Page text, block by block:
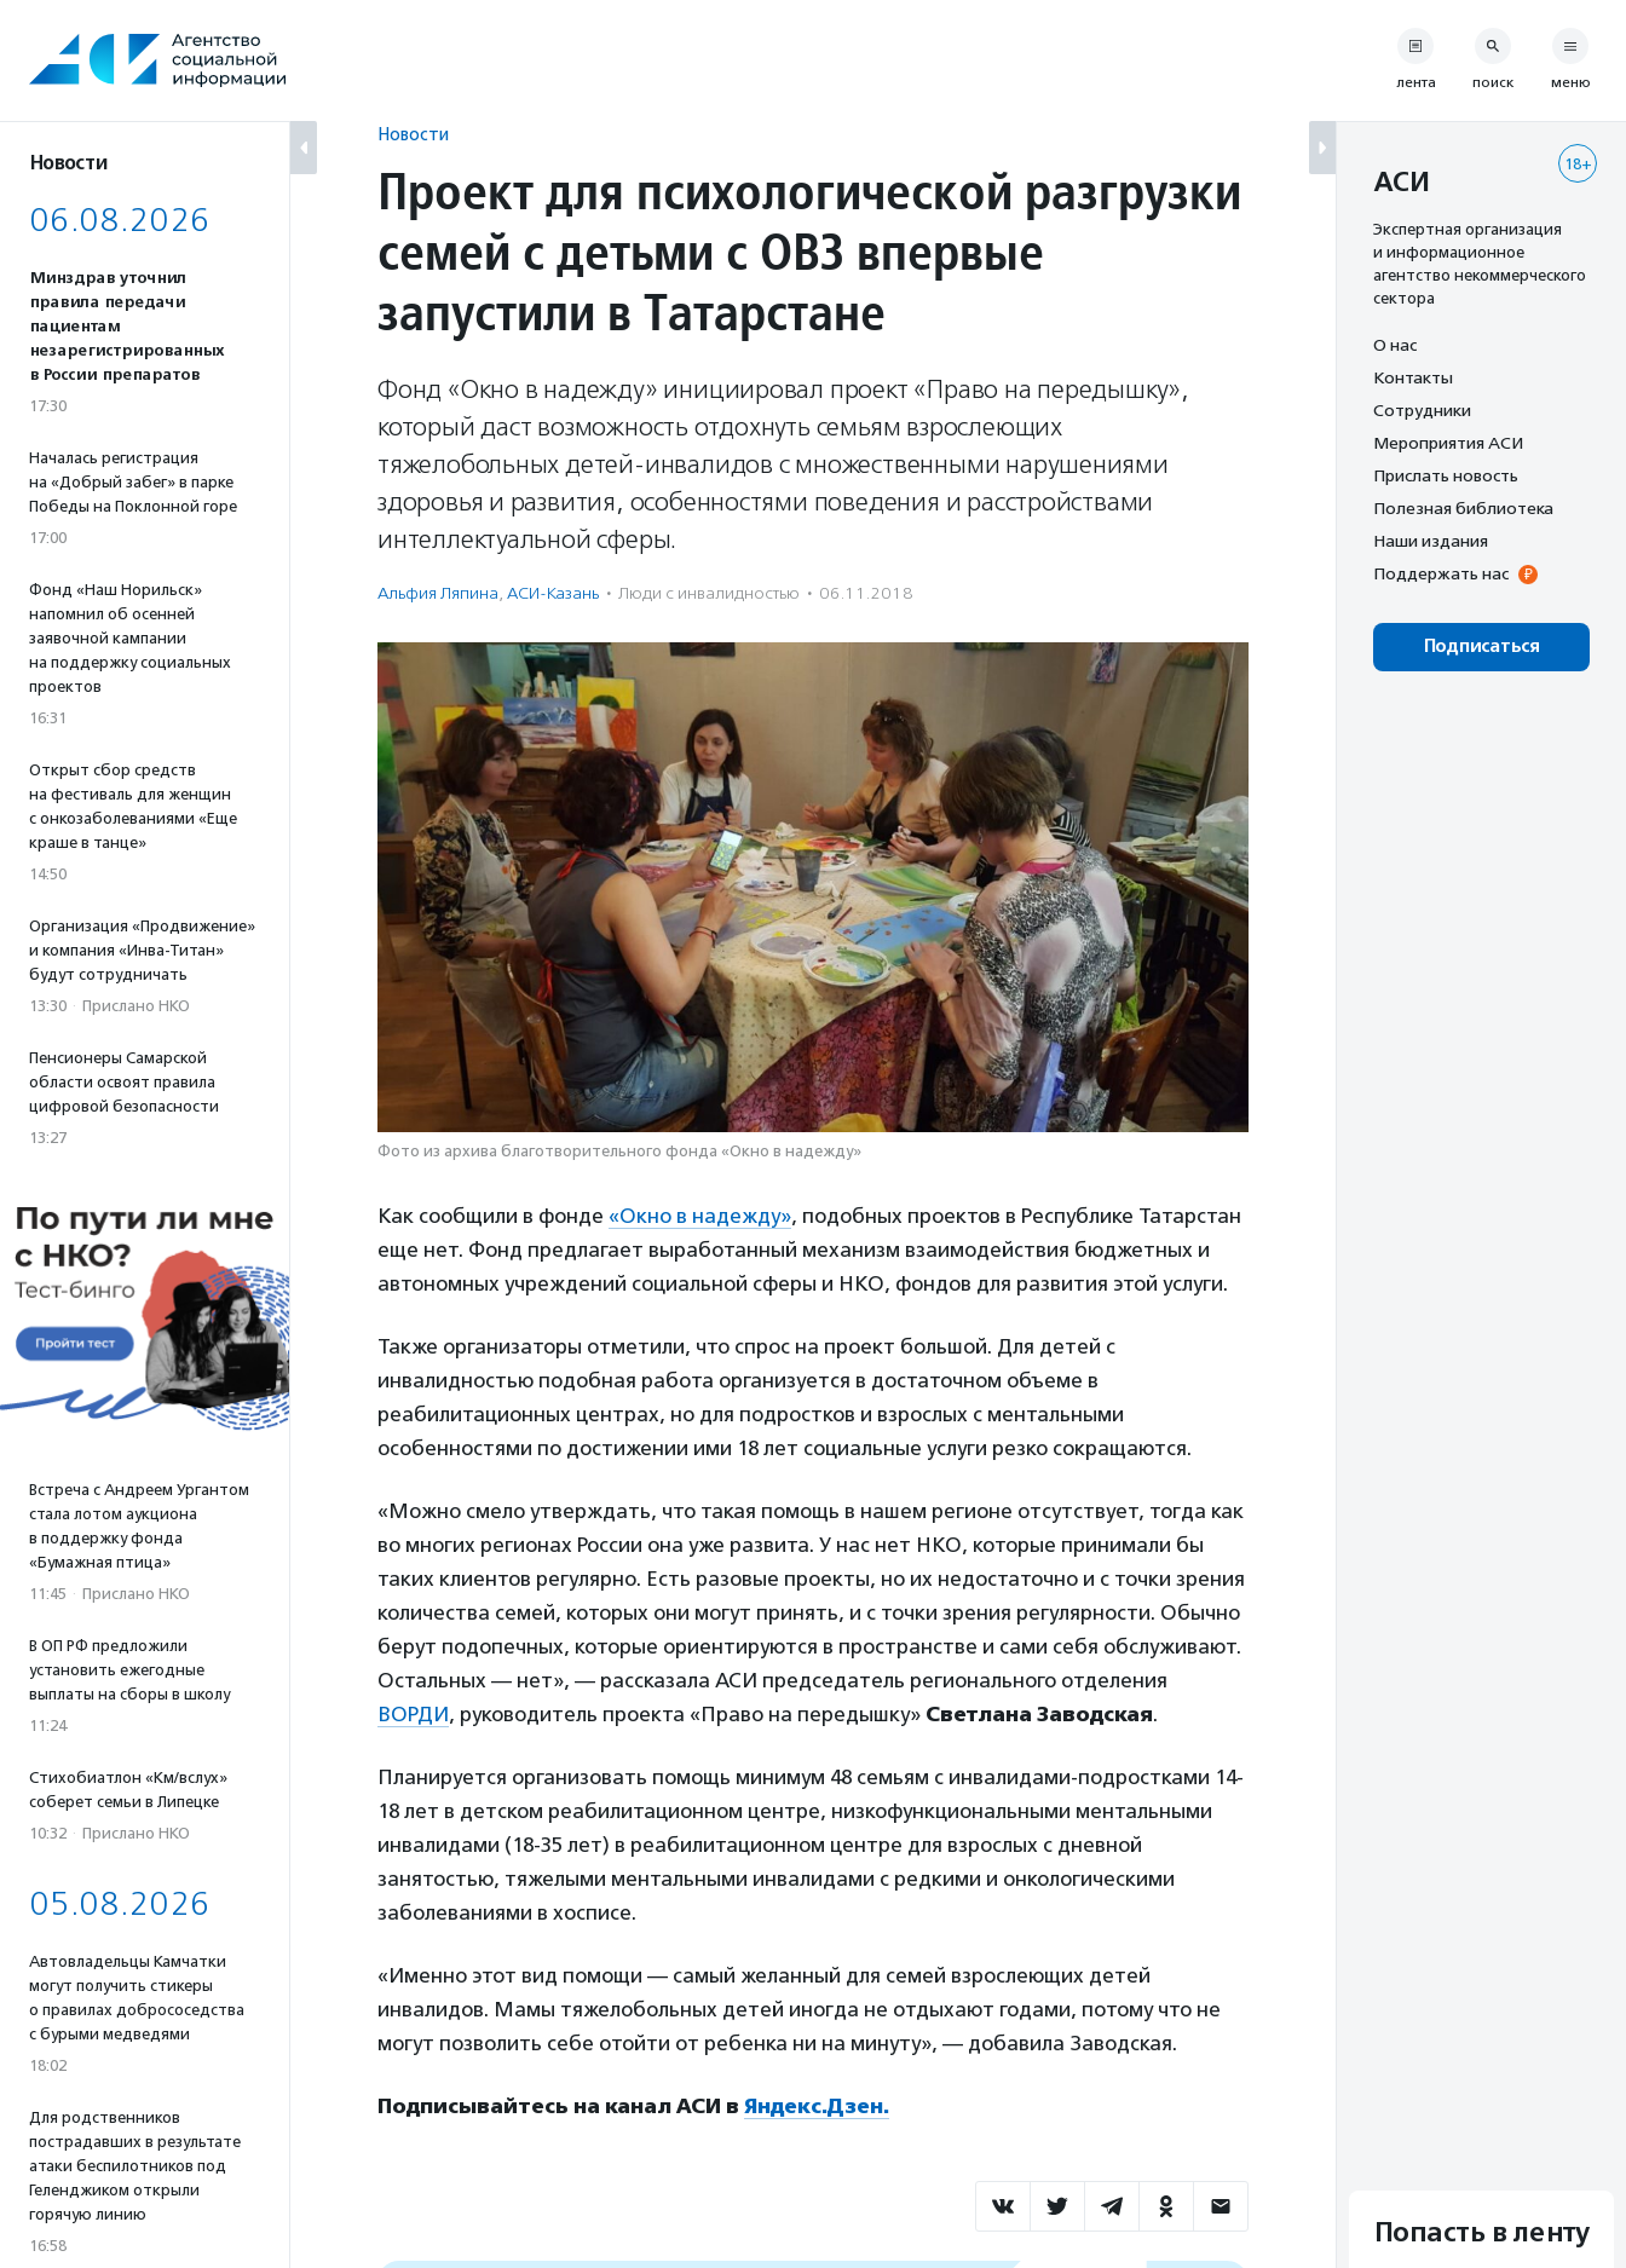
содержанию
Новости
06.08.2026
Минздрав уточнил
правила передачи
пациентам
незарегистрированных
в России препаратов
17:30
Началась регистрация
на «Добрый забег» в парке
Победы на Поклонной горе
17:00
Фонд «Наш Норильск»
напомнил об осенней
заявочной кампании
на поддержку социальных
проектов
16:31
Открыт сбор средств
на фестиваль для женщин
с онкозаболеваниями «Еще
краше в танце»
14:50
Организация «Продвижение»
и компания «Инва-Титан»
будут сотрудничать
13:30 · Прислано НКО
Пенсионеры Самарской
области освоят правила
цифровой безопасности
13:27
Встреча с Андреем Ургантом
стала лотом аукциона
в поддержку фонда
«Бумажная птица»
11:45 · Прислано НКО
В ОП РФ предложили
установить ежегодные
выплаты на сборы в школу
11:24
Стихобиатлон «Км/вслух»
соберет семьи в Липецке
10:32 · Прислано НКО
05.08.2026
Автовладельцы Камчатки
могут получить стикеры
о правилах добрососедства
с бурыми медведями
18:02
Для родственников
пострадавших в результате
атаки беспилотников под
Геленджиком открыли
горячую линию
16:58
Новости
Проект для психологической разгрузки
семей с детьми с ОВЗ впервые
запустили в Татарстане
Фонд «Окно в надежду» инициировал проект «Право на передышку»,
который даст возможность отдохнуть семьям взрослеющих
тяжелобольных детей-инвалидов с множественными нарушениями
здоровья и развития, особенностями поведения и расстройствами
интеллектуальной сферы.
Альфия Ляпина, АСИ-Казань · Люди с инвалидностью · 06.11.2018
Фото из архива благотворительного фонда «Окно в надежду»
Как сообщили в фонде «Окно в надежду», подобных проектов в Республике Татарстан
еще нет. Фонд предлагает выработанный механизм взаимодействия бюджетных и
автономных учреждений социальной сферы и НКО, фондов для развития этой услуги.
Также организаторы отметили, что спрос на проект большой. Для детей с
инвалидностью подобная работа организуется в достаточном объеме в
реабилитационных центрах, но для подростков и взрослых с ментальными
особенностями по достижении ими 18 лет социальные услуги резко сокращаются.
«Можно смело утверждать, что такая помощь в нашем регионе отсутствует, тогда как
во многих регионах России она уже развита. У нас нет НКО, которые принимали бы
таких клиентов регулярно. Есть разовые проекты, но их недостаточно и с точки зрения
количества семей, которых они могут принять, и с точки зрения регулярности. Обычно
берут подопечных, которые ориентируются в пространстве и сами себя обслуживают.
Остальных — нет», — рассказала АСИ председатель регионального отделения
ВОРДИ, руководитель проекта «Право на передышку» Светлана Заводская.
Планируется организовать помощь минимум 48 семьям с инвалидами-подростками 14-
18 лет в детском реабилитационном центре, низкофункциональными ментальными
инвалидами (18-35 лет) в реабилитационном центре для взрослых с дневной
занятостью, тяжелыми ментальными инвалидами с редкими и онкологическими
заболеваниями в хосписе.
«Именно этот вид помощи — самый желанный для семей взрослеющих детей
инвалидов. Мамы тяжелобольных детей иногда не отдыхают годами, потому что не
могут позволить себе отойти от ребенка ни на минуту», — добавила Заводская.
Подписывайтесь на канал АСИ в Яндекс.Дзен.
лента поиск меню
18+
АСИ
Экспертная организация
и информационное
агентство некоммерческого
сектора
О нас
Контакты
Сотрудники
Мероприятия АСИ
Прислать новость
Полезная библиотека
Наши издания
Поддержать нас
Подписаться
Попасть в ленту